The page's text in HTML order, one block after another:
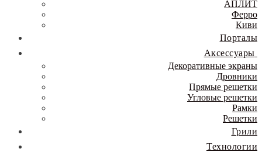
АПЛИТ
Ферро
Киви
Порталы
Аксессуары
Декоративные экраны
Дровники
Прямые решетки
Угловые решетки
Рамки
Решетки
Грили
Технологии